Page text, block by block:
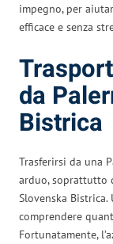
impegno, per
efficace e senza
da
Bistrica
Trasferirsi da una
arduo, soprattutto
Slovenska
comprendere
Fortunatamente,